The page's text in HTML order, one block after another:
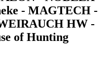
- MAGTECH -
HW -
of Hunting